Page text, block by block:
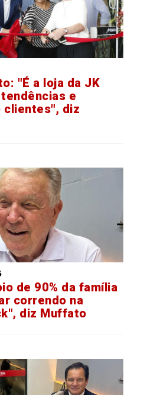
"É a loja da JK
e
clientes", diz
de 90% da família
correndo na
diz Muffato